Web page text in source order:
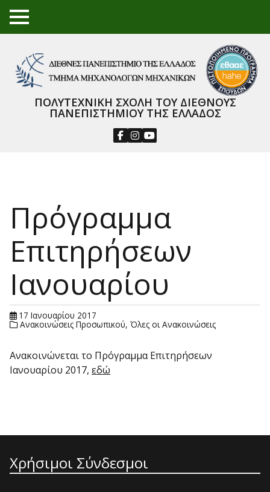
TO
GGL
NU
ΠΟΛΥΤΕΧΝΙΚΗ ΣΧΟΛΗ ΤΟΥ ΔΙΕΘΝΟΥΣ
ΠΑΝΕΠΙΣΤΗΜΙΟΥ ΤΗΣ ΕΛΛΑΔΟΣ
Πρόγραμμα
Επιτηρήσεων
Ιανουαρίου
17 Ιανουαρίου 2017
Ανακοινώσεις Προσωπικού,Όλες οι Ανακοινώσεις
Ανακοινώνεται το Πρόγραμμα Επιτηρήσεων
Ιανουαρίου 2017, εδώ
Χρήσιμοι Σύνδεσμοι